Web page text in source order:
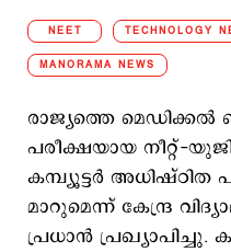
NEET TECHNOLOGY
MANORAMA NEWS
രാജ്യത്തെ മെഡിക്കൽ
പരീക്ഷയായ നീറ്റ്-
കമ്പ്യൂട്ടർ അധിഷ്ഠിത
മാറുമെന്ന് കേന്ദ്ര
പ്രധാൻ പ്രഖ്യാപിച്ചു.